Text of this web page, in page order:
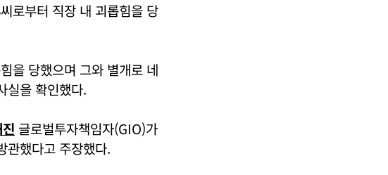
로부터 직장 내 괴롭힘을 당
을 당했으며 그와 별개로 네
실을 확인했다.
글로벌투자책임자(GIO)가
관했다고 주장했다.